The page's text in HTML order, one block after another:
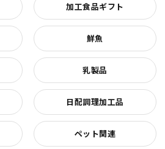
加工食品ギフト
鮮魚
乳製品
日配調理加工品
ペット関連